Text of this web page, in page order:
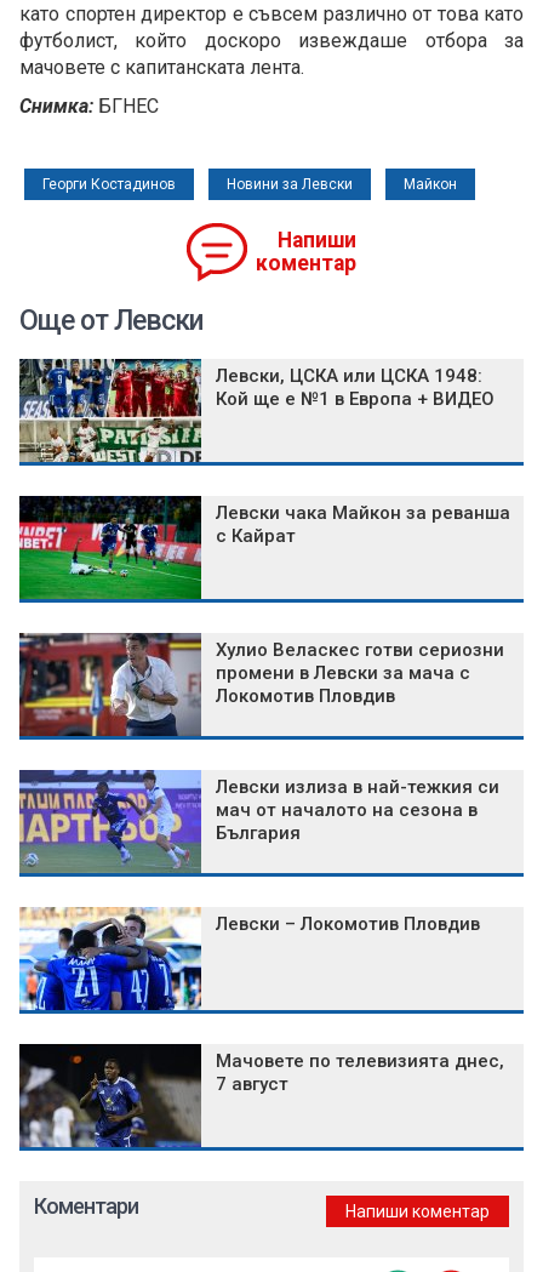
като спортен директор е съвсем различно от това като
футболист, който доскоро извеждаше отбора за
мачовете с капитанската лента.
Снимка: БГНЕС
Георги Костадинов Новини за Левски Майкон
Напиши
коментар
Още от Левски
Левски, ЦСКА или ЦСКА 1948:
Кой ще е №1 в Европа + ВИДЕО
Левски чака Майкон за реванша
с Кайрат
Хулио Веласкес готви сериозни
промени в Левски за мача с
Локомотив Пловдив
Левски излиза в най-тежкия си
мач от началото на сезона в
България
Левски – Локомотив Пловдив
Мачовете по телевизията днес,
7 август
Коментари Напиши коментар